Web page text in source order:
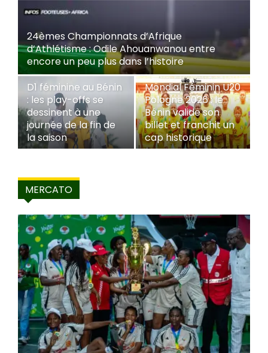
24èmes Championnats d’Afrique
d’Athlétisme : Odile Ahouanwanou entre
encore un peu plus dans l’histoire
D1 féminine au Bénin
: les play-offs se
dessinent à une
journée de la fin de
la saison
Mondial Féminin U20
Pologne 2026 : le
Bénin valide son
billet et franchit un
cap historique
MERCATO